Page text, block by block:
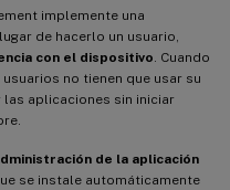
implemente una
de hacerlo un usuario,
con el dispositivo. Cuando
no tienen que usar su
las aplicaciones sin iniciar
de la aplicación
se instale automáticamente